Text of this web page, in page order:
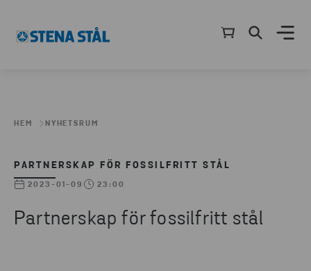
HEM NYHETSRUM
PARTNERSKAP FÖR FOSSILFRITT STÅL
2023-01-09 23:00
Partnerskap för fossilfritt stål